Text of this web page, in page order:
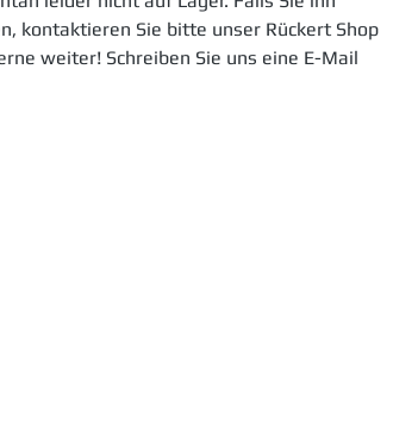
kontaktieren Sie bitte unser Rückert Shop
weiter! Schreiben Sie uns eine E-Mail